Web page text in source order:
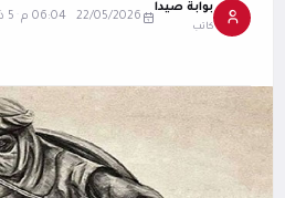
بوابة صيدا
كاتب
22/05/2026 06:04 م 5 ذو الحجة 1447 هـ